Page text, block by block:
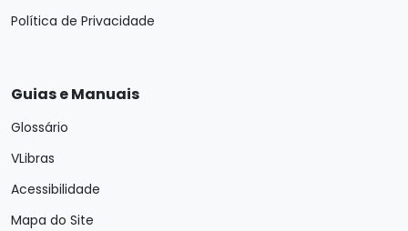
Política de Privacidade
Guias e Manuais
Glossário
VLibras
Acessibilidade
Mapa do Site